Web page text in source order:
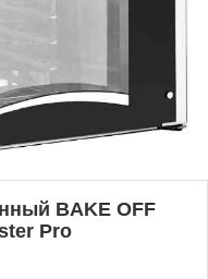
BAKE OFF
Pro